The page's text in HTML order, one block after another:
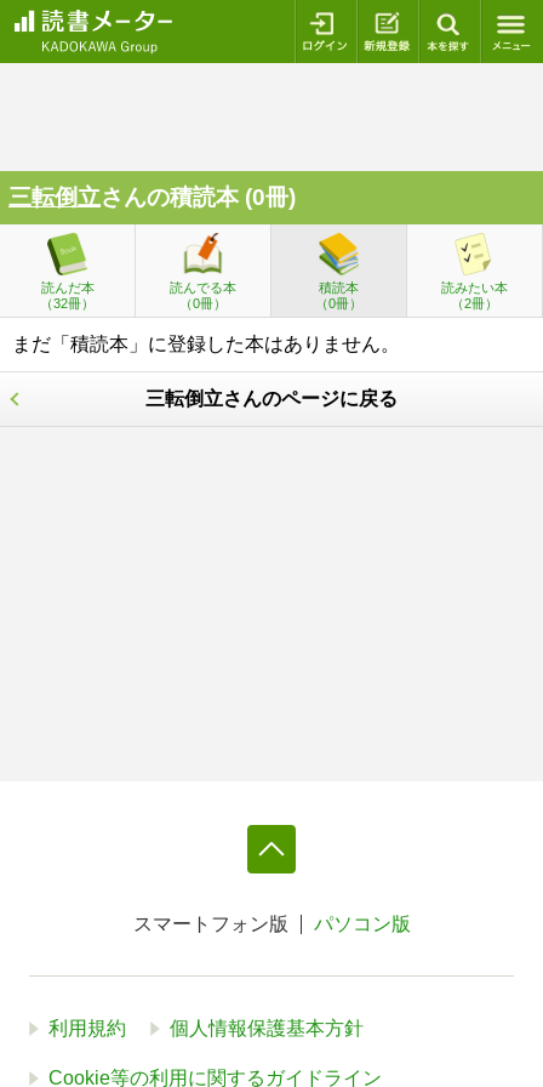
ログイン 新規登録
三転倒立さんの積読本 (0冊)
読んだ本
（32冊）
読んでる本
（0冊）
積読本
（0冊）
読みたい本
（2冊）
まだ「積読本」に登録した本はありません。
三転倒立さんのページに戻る
スマートフォン版 パソコン版
利用規約 個人情報保護基本方針
Cookie等の利用に関するガイドライン